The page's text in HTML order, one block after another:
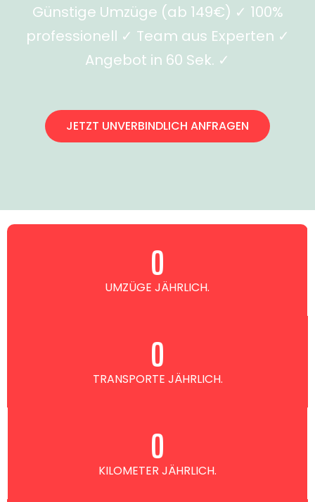
Günstige Umzüge (ab 149€) ✓ 100%
professionell ✓ Team aus Experten ✓
Angebot in 60 Sek. ✓
JETZT UNVERBINDLICH ANFRAGEN
UMZÜGE JÄHRLICH.
0
TRANSPORTE JÄHRLICH.
0
KILOMETER JÄHRLICH.
0